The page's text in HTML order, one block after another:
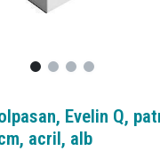
Evelin Q,
acril, alb